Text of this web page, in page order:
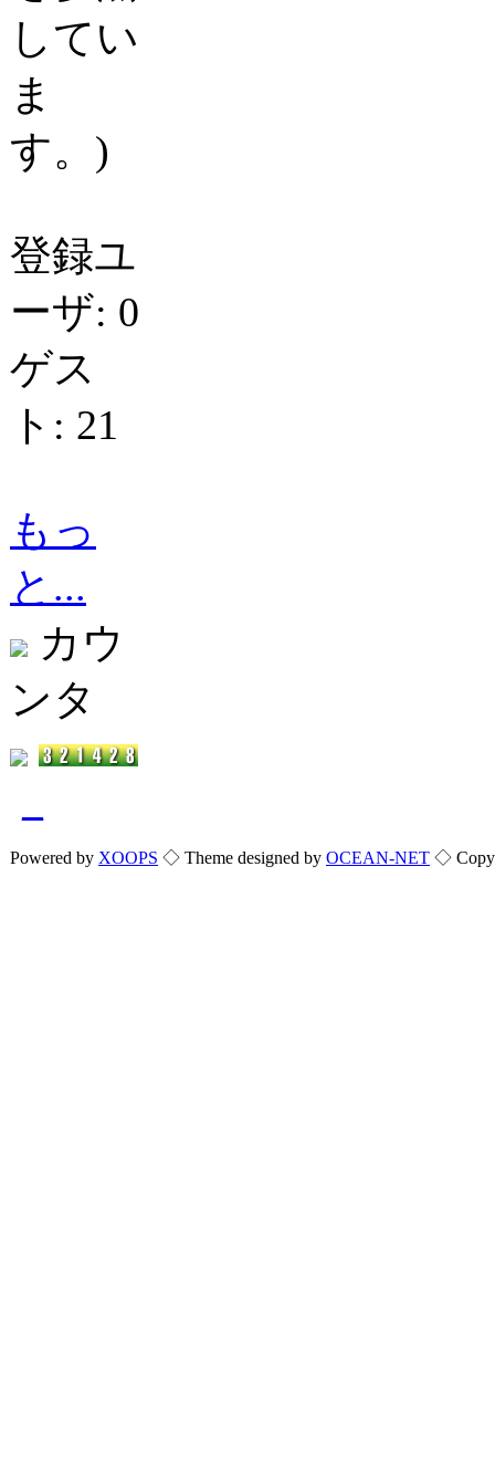
してい
ま
す。)
登録ユ
ーザ: 0
ゲス
ト: 21
もっ
と...
カウ
ンタ
Powered by XOOPS ◇ Theme designed by OCEAN-NET ◇